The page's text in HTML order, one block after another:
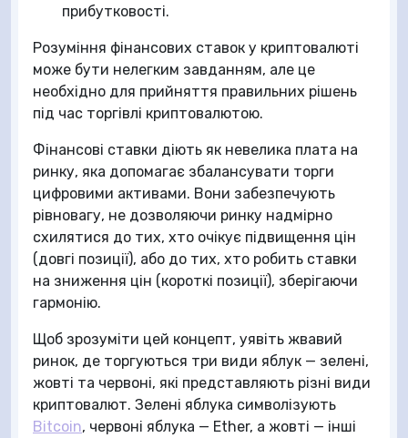
прибутковості.
Розуміння фінансових ставок у криптовалюті
може бути нелегким завданням, але це
необхідно для прийняття правильних рішень
під час торгівлі криптовалютою.
Фінансові ставки діють як невелика плата на
ринку, яка допомагає збалансувати торги
цифровими активами. Вони забезпечують
рівновагу, не дозволяючи ринку надмірно
схилятися до тих, хто очікує підвищення цін
(довгі позиції), або до тих, хто робить ставки
на зниження цін (короткі позиції), зберігаючи
гармонію.
Щоб зрозуміти цей концепт, уявіть жвавий
ринок, де торгуються три види яблук — зелені,
жовті та червоні, які представляють різні види
криптовалют. Зелені яблука символізують
Bitcoin, червоні яблука — Ether, а жовті — інші